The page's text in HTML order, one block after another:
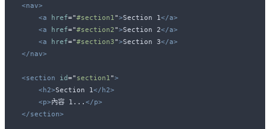
<nav>
<a
href="#section1 ">Section 1</a>
<a
href="#section2">Section 2</a>
<a
href="#section3">Section 3</a>
</nav>
<section id=" section1 ">
<h2>Section 1</h2>
<p>內容 1... </p>
</section>